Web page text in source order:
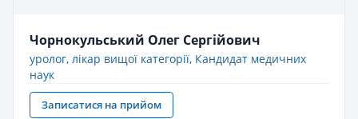
Чорнокульський Олег Сергійович
уролог, лікар вищої категорії, Кандидат медичних
наук
Записатися на прийом